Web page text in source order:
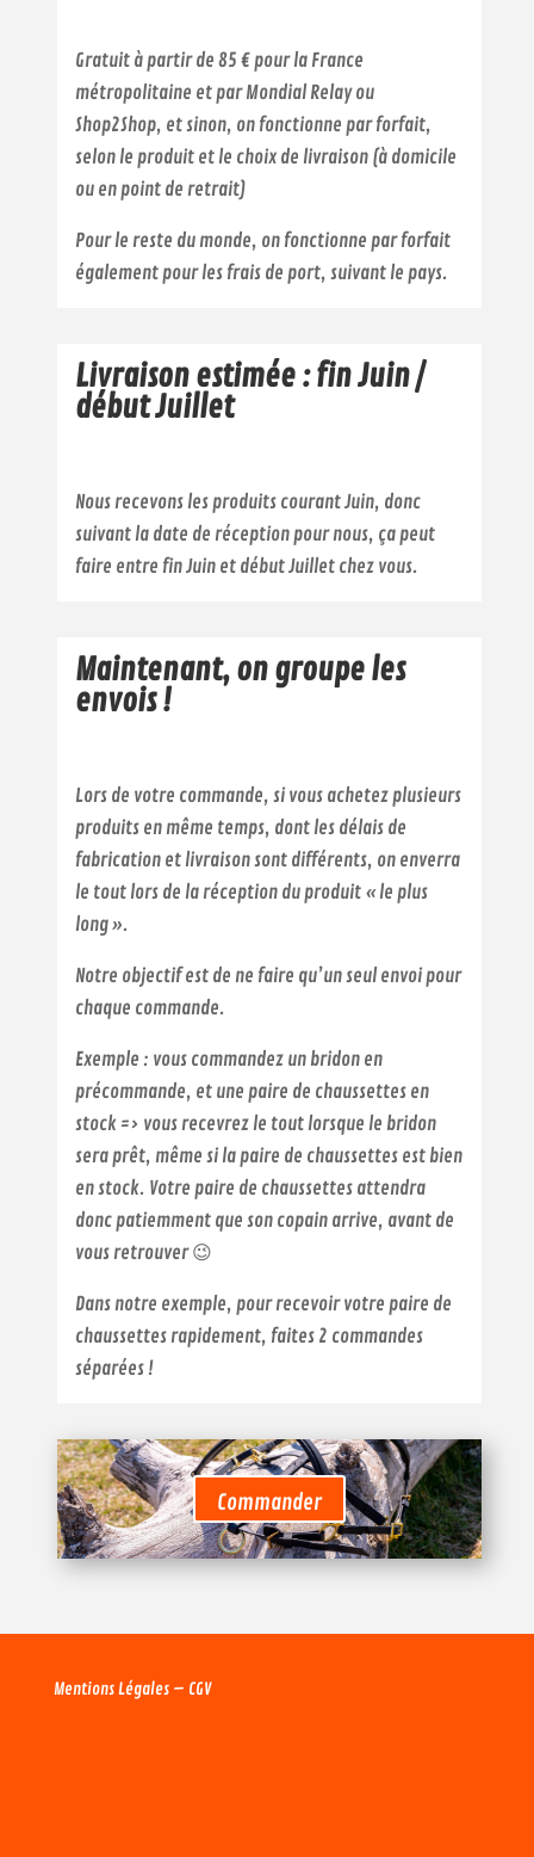
Gratuit à partir de 85 € pour la France
métropolitaine et par Mondial Relay ou
Shop2Shop, et sinon, on fonctionne par forfait,
selon le produit et le choix de livraison (à domicile
ou en point de retrait)
Pour le reste du monde, on fonctionne par forfait
également pour les frais de port, suivant le pays.
Livraison estimée : fin Juin /
début Juillet
Nous recevons les produits courant Juin, donc
suivant la date de réception pour nous, ça peut
faire entre fin Juin et début Juillet chez vous.
Maintenant, on groupe les
envois !
Lors de votre commande, si vous achetez plusieurs
produits en même temps, dont les délais de
fabrication et livraison sont différents, on enverra
le tout lors de la réception du produit « le plus
long ».
Notre objectif est de ne faire qu’un seul envoi pour
chaque commande.
Exemple : vous commandez un bridon en
précommande, et une paire de chaussettes en
stock => vous recevrez le tout lorsque le bridon
sera prêt, même si la paire de chaussettes est bien
en stock. Votre paire de chaussettes attendra
donc patiemment que son copain arrive, avant de
vous retrouver 😉
Dans notre exemple, pour recevoir votre paire de
chaussettes rapidement, faites 2 commandes
séparées !
Commander
Mentions Légales– CGV